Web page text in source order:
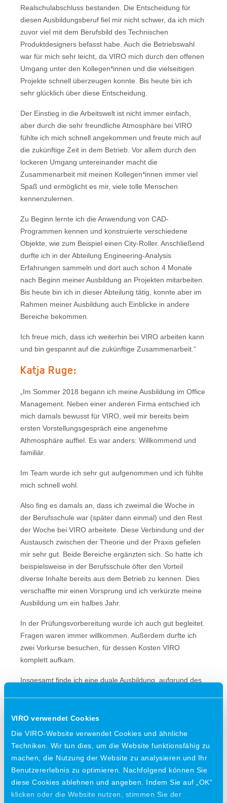
VIRO verwendet Cookies
Die VIRO-Website verwendet Cookies und ähnliche
Techniken. Wir tun dies, um die Website funktionsfähig zu
machen, die Nutzung der Website zu analysieren und Ihr
Benutzererlebnis zu optimieren. Nachfolgend können Sie
diese Cookies ablehnen und angeben. Indem Sie auf „OK“
klicken oder die Website nutzen, stimmen Sie der
Realschulabschluss bestanden. Die Entscheidung für
diesen Ausbildungsberuf fiel mir nicht schwer, da ich mich
zuvor viel mit dem Berufsbild des Technischen
Produktdesigners befasst habe. Auch die Betriebswahl
war für mich sehr leicht, da VIRO mich durch den offenen
Umgang unter den Kollegen*innen und die vielseitigen
Projekte schnell überzeugen konnte. Bis heute bin ich
sehr glücklich über diese Entscheidung.
Der Einstieg in die Arbeitswelt ist nicht immer einfach,
aber durch die sehr freundliche Atmosphäre bei VIRO
fühlte ich mich schnell angekommen und freute mich auf
die zukünftige Zeit in dem Betrieb. Vor allem durch den
lockeren Umgang untereinander macht die
Zusammenarbeit mit meinen Kollegen*innen immer viel
Spaß und ermöglicht es mir, viele tolle Menschen
kennenzulernen.
Zu Beginn lernte ich die Anwendung von CAD-
Programmen kennen und konstruierte verschiedene
Objekte, wie zum Beispiel einen City-Roller. Anschließend
durfte ich in der Abteilung Engineering-Analysis
Erfahrungen sammeln und dort auch schon 4 Monate
nach Beginn meiner Ausbildung an Projekten mitarbeiten.
Bis heute bin ich in dieser Abteilung tätig, konnte aber im
Rahmen meiner Ausbildung auch Einblicke in andere
Bereiche bekommen.
Ich freue mich, dass ich weiterhin bei VIRO arbeiten kann
und bin gespannt auf die zukünftige Zusammenarbeit.“
Katja Ruge:
„Im Sommer 2018 begann ich meine Ausbildung im Office
Management. Neben einer anderen Firma entschied ich
mich damals bewusst für VIRO, weil mir bereits beim
ersten Vorstellungsgespräch eine angenehme
Athmosphäre auffiel. Es war anders: Willkommend und
familiär.
Im Team wurde ich sehr gut aufgenommen und ich fühlte
mich schnell wohl.
Also fing es damals an, dass ich zweimal die Woche in
der Berufsschule war (später dann einmal) und den Rest
der Woche bei VIRO arbeitete. Diese Verbindung und der
Austausch zwischen der Theorie und der Praxis gefielen
mir sehr gut. Beide Bereiche ergänzten sich. So hatte ich
beispielsweise in der Berufsschule öfter den Vorteil
diverse Inhalte bereits aus dem Betrieb zu kennen. Dies
verschaffte mir einen Vorsprung und ich verkürzte meine
Ausbildung um ein halbes Jahr.
In der Prüfungsvorbereitung wurde ich auch gut begleitet.
Fragen waren immer willkommen. Außerdem durfte ich
zwei Vorkurse besuchen, für dessen Kosten VIRO
komplett aufkam.
Insgesamt finde ich eine duale Ausbildung, aufgrund des
guten Betrieb zu setzen. Das war bei mir glücklicher
Nun habe ich meine Ausbildung erfolgreich
abgeschlossen und bin gerne weiter bei VIRO beschäftigt.